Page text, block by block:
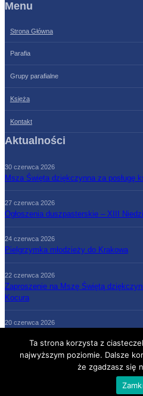
Menu
Strona Główna
Parafia
Grupy parafialne
Księża
Kontakt
Aktualności
30 czerwca 2026
Msza Święta dziękczynna za posługę
27 czerwca 2026
Ogłoszenia duszpasterskie – XIII
24 czerwca 2026
Pielgrzymka młodzieży do Krakowa
22 czerwca 2026
Zaproszenie na Mszę Świętą
Kocura
20 czerwca 2026
Grupy parafialne
COPYRIGHT (C) X-T9 ALL RIGHTS
Ta strona korzysta z
najwyższym poziomie. Dalsze
że zgadzasz się